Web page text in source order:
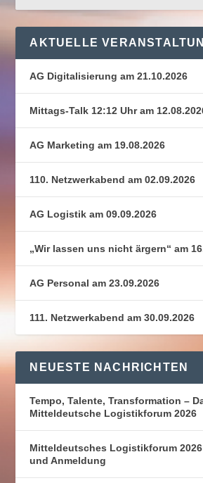
AKTUELLE
AG Digitalisierung am 21.10.2026
Mittags-Talk 12:12 Uhr am
AG Marketing am 19.08.2026
110. Netzwerkabend am 02.09.2026
AG Logistik am 09.09.2026
„Wir lassen uns nicht ärgern“ am
AG Personal am 23.09.2026
111. Netzwerkabend am 30.09.2026
NEUESTE NACHRICHTEN
Tempo, Talente, Transformation –
Mitteldeutsche Logistikforum 2026
Mitteldeutsches Logistikforum
und Anmeldung